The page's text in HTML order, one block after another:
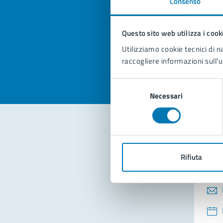
Questo sito web utilizza i
Utilizziamo cookie tecnici di
raccogliere informazioni
consenso
Necessari
Rifiuta